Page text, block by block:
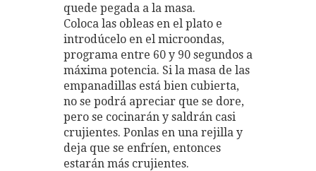
quede pegada a la masa.
Coloca las obleas en el plato e
introdúcelo en el microondas,
programa entre 60 y 90 segundos a
máxima potencia. Si la masa de las
empanadillas está bien cubierta,
no se podrá apreciar que se dore,
pero se cocinarán y saldrán casi
crujientes. Ponlas en una rejilla y
deja que se enfríen, entonces
estarán más crujientes.